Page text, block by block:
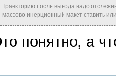
Траекторию после вывода надо
массово-инерционный макет ставить
понятно, а